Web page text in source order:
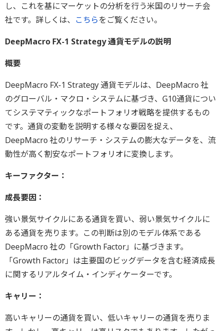
し、これを基にマーケットの分析を行う米国のリサーチ会
社です。詳しくは、 こちらをご覧ください。
DeepMacro FX-1 Strategy 通貨モデルの説明
概要
DeepMacro FX-1 Strategy 通貨モデルは、DeepMacro 社
のグローバル・マクロ・システムに基づき、G10通貨につい
てシステマティックなポートフォリオ戦略を提供するもの
です。通貨の変動を説明する様々な要因を捉え、
DeepMacro 社のリサーチ・システムの膨大なデータを、流
動性が高く割安なポートフォリオに変換します。
キーファクター：
成長要因：
強い景気サイクルにある通貨を買い、弱い景気サイクルに
ある通貨を売ります。この判断は別のモデル体系である
DeepMacro 社の「Growth Factor」に基づきます。
「Growth Factor」は主要国のビッグデータを含む経済成長
に関するリアルタイム・インディケーターです。
キャリー：
高いキャリーの通貨を買い、低いキャリーの通貨を売りま